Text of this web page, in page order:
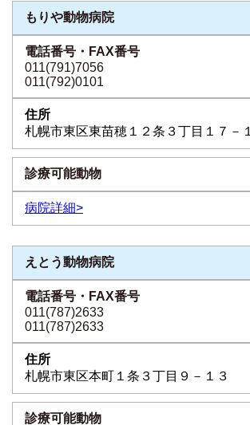
もりや動物病院
011(791)7056
011(792)0101
札幌市東区東苗穂１２条３丁目１７－１
病院詳細>
えとう動物病院
011(787)2633
011(787)2633
札幌市東区本町１条３丁目９－１３